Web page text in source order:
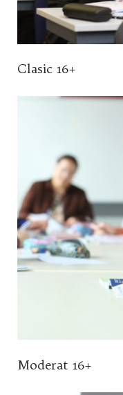
Clasic 16+
Moderat 16+